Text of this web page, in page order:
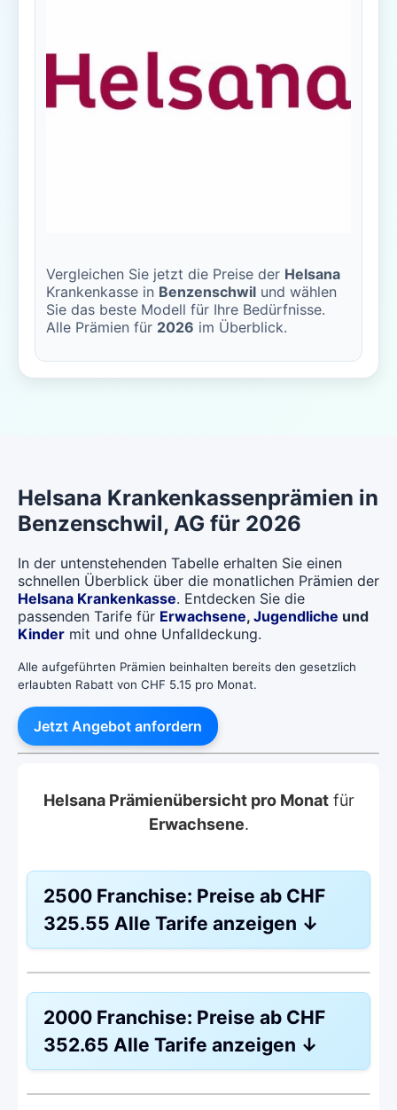
Vergleichen Sie jetzt die Preise der Helsana
Krankenkasse in Benzenschwil und wählen
Sie das beste Modell für Ihre Bedürfnisse.
Alle Prämien für 2026 im Überblick.
Helsana Krankenkassenprämien in
Benzenschwil, AG für 2026
In der untenstehenden Tabelle erhalten Sie einen
schnellen Überblick über die monatlichen Prämien der
Helsana Krankenkasse. Entdecken Sie die
passenden Tarife für Erwachsene, Jugendliche und
Kinder mit und ohne Unfalldeckung.
Alle aufgeführten Prämien beinhalten bereits den gesetzlich
erlaubten Rabatt von CHF 5.15 pro Monat.
Jetzt Angebot anfordern
Helsana Prämienübersicht pro Monatfür
Erwachsene.
2500 Franchise: Preise ab CHF
325.55 Alle Tarife anzeigen ↓
Modell:
Telmed
Ohne Unfalldeckung:
CHF 325.55
Mit Unfalldeckung:
2000 Franchise: Preise ab CHF
352.65 Alle Tarife anzeigen ↓